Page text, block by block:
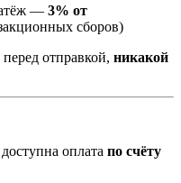
— 3% от
сборов)
перед отправкой, никакой
оплата по счёту